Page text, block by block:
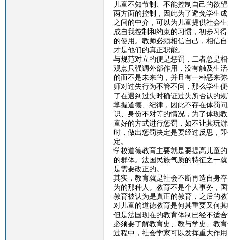
儿童不知节制、不能控制自己的欲
两方面的控制，因此为了避免学生
之间的中介，可以为儿童提供社会
成自我控制和约束的习惯，初步习
的使用。教师必须相信自己，相信
才是他们的真正职能。
与规范对立的便是惩罚，二者总是
观点只强调外部作用，没有触及生
的而不是未来的，并且有一种恶来
师对过失行为不管不问，那么学生
了在遇到过失时确证过失所否认的
掌握道德、纪律，因此不存在体罚
识、身份不对等的情况，为了体现
童好的方式进行惩罚，如不让其玩
时，做出惩罚决定是要经过反思，
定。
学校道德教育主要就是要提高儿童
的群体。法国民族气质的特征之一
是需要改正的。
其实，教育就是社会不断再造自身
为的那种人。教育不是个人事务，
教育被认为是真正的教育，之后的
对儿童的道德教育是何其重要又何
但是法国现在的教育体制已经不适
必须要了解教育史、教与学史、教
过程中，社会学家可以发挥重大作